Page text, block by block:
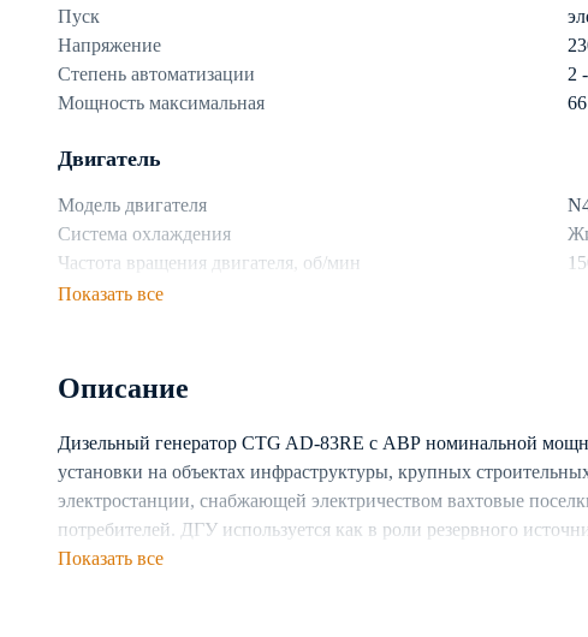
Пуск
Напряжение
Степень автоматизации
2
Мощность максимальная
Двигатель
Модель двигателя
Система охлаждения
Частота вращения двигателя, об/мин
Объем топливного бака
Генератор
Производитель генератора
Число фаз
Показать все
Описание
Дизельный генератор CTG AD-83RE с АВР номинальной
установки на объектах инфраструктуры, крупных
электростанции, снабжающей электричеством вахтовые
потребителей. ДГУ используется как в роли резервного
электростанции. Предусмотрена возможность каскадного
Показать все